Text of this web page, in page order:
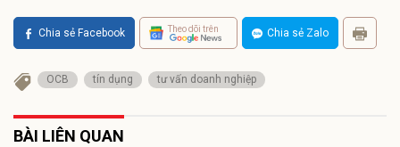
Chia sẻ Facebook Theo dõi trên Chia sẻ Zalo
OCB tín dụng tư vấn doanh nghiệp
BÀI LIÊN QUAN